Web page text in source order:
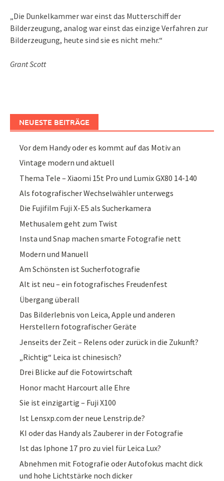
„Die Dunkelkammer war einst das Mutterschiff der
Bilderzeugung, analog war einst das einzige Verfahren zur
Bilderzeugung, heute sind sie es nicht mehr.“
Grant Scott
NEUESTE BEITRÄGE
Vor dem Handy oder es kommt auf das Motiv an
Vintage modern und aktuell
Thema Tele – Xiaomi 15t Pro und Lumix GX80 14-140
Als fotografischer Wechselwähler unterwegs
Die Fujifilm Fuji X-E5 als Sucherkamera
Methusalem geht zum Twist
Insta und Snap machen smarte Fotografie nett
Modern und Manuell
Am Schönsten ist Sucherfotografie
Alt ist neu – ein fotografisches Freudenfest
Übergang überall
Das Bilderlebnis von Leica, Apple und anderen
Herstellern fotografischer Geräte
Jenseits der Zeit – Relens oder zurück in die Zukunft?
„Richtig“ Leica ist chinesisch?
Drei Blicke auf die Fotowirtschaft
Honor macht Harcourt alle Ehre
Sie ist einzigartig – Fuji X100
Ist Lensxp.com der neue Lenstrip.de?
KI oder das Handy als Zauberer in der Fotografie
Ist das Iphone 17 pro zu viel für Leica Lux?
Abnehmen mit Fotografie oder Autofokus macht dick
und hohe Lichtstärke noch dicker